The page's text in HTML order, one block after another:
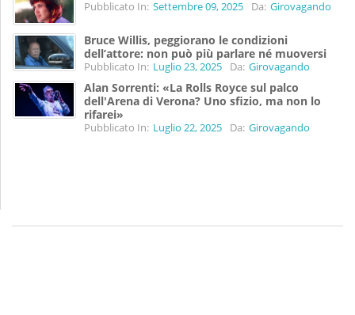
Pubblicato In: Settembre 09, 2025 Da: Girovagando
Bruce Willis, peggiorano le condizioni
dell’attore: non può più parlare né muoversi
Pubblicato In: Luglio 23, 2025 Da: Girovagando
Alan Sorrenti: «La Rolls Royce sul palco
dell'Arena di Verona? Uno sfizio, ma non lo
rifarei»
Pubblicato In: Luglio 22, 2025 Da: Girovagando